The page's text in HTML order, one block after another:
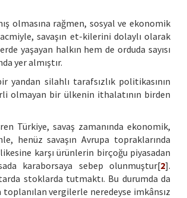
olmasına rağmen, sosyal ve ekonomik
savaşın et-kilerini dolaylı olarak
yaşayan halkın hem de orduda sayısı
yer almıştır.
yandan silahlı tarafsızlık politikasının
olmayan bir ülkenin ithalatının birden
Türkiye, savaş zamanında ekonomik,
henüz savaşın Avrupa topraklarında
karşı ürünlerin birçoğu piyasadan
karaborsaya sebep olunmuştur[2].
stoklarda tutmaktı. Bu durumda da
vergilerle neredeyse imkânsız